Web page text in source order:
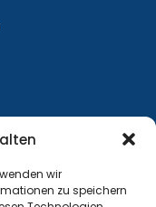
wir
zu speichern